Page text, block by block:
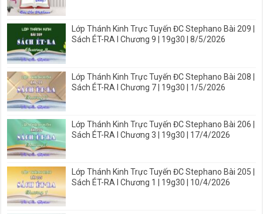
Lớp Thánh Kinh Trực Tuyến ĐC Stephano Bài 209 |
Sách ÉT-RA I Chương 9 | 19g30 | 8/5/2026
Lớp Thánh Kinh Trực Tuyến ĐC Stephano Bài 208 |
Sách ÉT-RA I Chương 7 | 19g30 | 1/5/2026
Lớp Thánh Kinh Trực Tuyến ĐC Stephano Bài 206 |
Sách ÉT-RA I Chương 3 | 19g30 | 17/4/2026
Lớp Thánh Kinh Trực Tuyến ĐC Stephano Bài 205 |
Sách ÉT-RA I Chương 1 | 19g30 | 10/4/2026